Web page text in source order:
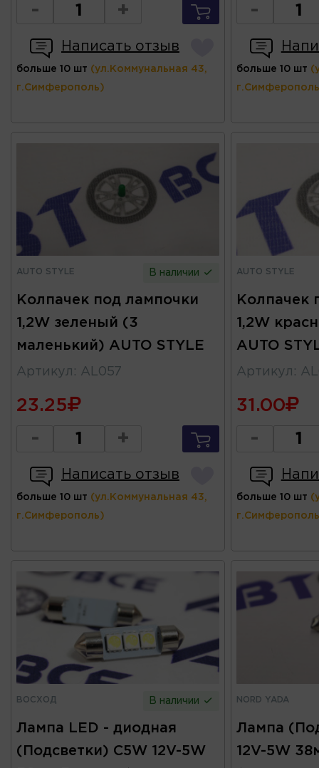
- +
Написать отзыв
больше 10 шт (ул.Коммунальная 43,
г.Симферополь)
-
больше 10 шт
AUTO STYLE В наличии
Колпачек под лампочки
1,2W зеленый (3
маленький) AUTO STYLE
Артикул : AL057
23.25
- +
Написать отзыв
больше 10 шт (ул.Коммунальная 43,
г.Симферополь)
AUTO STYLE
Колпачек
1,2W
AUTO
Артикул :
31.00
-
больше 10 шт
ВОСХОД В наличии
Лампа LED - диодная
(Подсветки) С5W 12V-5W
NORD YADA
Лампа
12V-5W